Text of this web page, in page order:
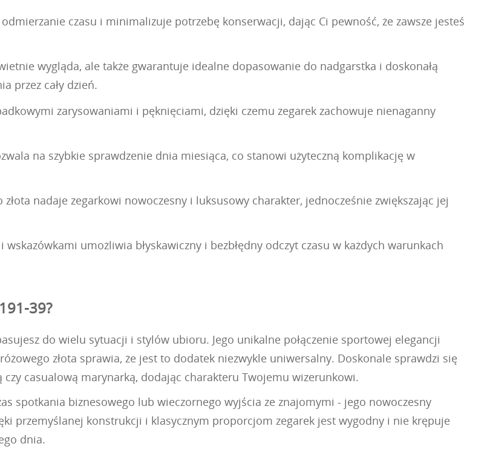
czasu i minimalizuje potrzebę konserwacji, dając Ci pewność, że zawsze jesteś
wygląda, ale także gwarantuje idealne dopasowanie do nadgarstka i doskonałą
przez cały dzień.
zarysowaniami i pęknięciami, dzięki czemu zegarek zachowuje nienaganny
na szybkie sprawdzenie dnia miesiąca, co stanowi użyteczną komplikację w
nadaje zegarkowi nowoczesny i luksusowy charakter, jednocześnie zwiększając jej
umożliwia błyskawiczny i bezbłędny odczyt czasu w każdych warunkach
39?
do wielu sytuacji i stylów ubioru. Jego unikalne połączenie sportowej elegancji
złota sprawia, że jest to dodatek niezwykle uniwersalny. Doskonale sprawdzi się
casualową marynarką, dodając charakteru Twojemu wizerunkowi.
spotkania biznesowego lub wieczornego wyjścia ze znajomymi - jego nowoczesny
przemyślanej konstrukcji i klasycznym proporcjom zegarek jest wygodny i nie krępuje
dnia.